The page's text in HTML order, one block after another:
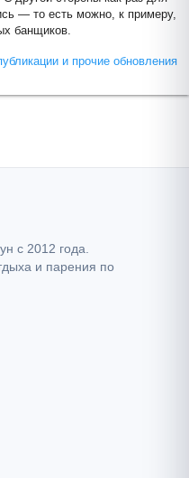
— то есть можно, к примеру,
банщиков.
и прочие обновления
с 2012 года.
и парения по